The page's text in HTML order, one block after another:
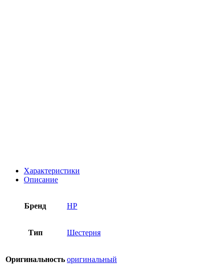
Характеристики
Описание
Бренд HP
Тип Шестерня
Оригинальность оригинальный